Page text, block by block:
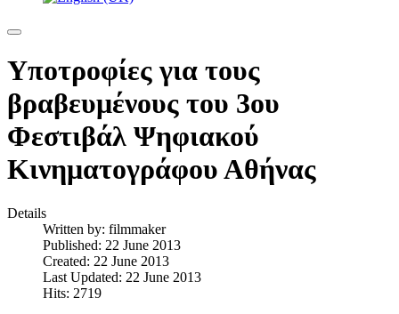
Υποτροφίες για τους
βραβευμένους του 3ου
Φεστιβάλ Ψηφιακού
Κινηματογράφου Αθήνας
Details
Written by: filmmaker
Published: 22 June 2013
Created: 22 June 2013
Last Updated: 22 June 2013
Hits: 2719